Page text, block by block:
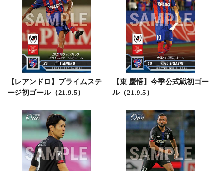
【レアンドロ】プライムステ
ージ初ゴール（21.9.5）
【東 慶悟】今季公式戦初ゴー
ル（21.9.5）